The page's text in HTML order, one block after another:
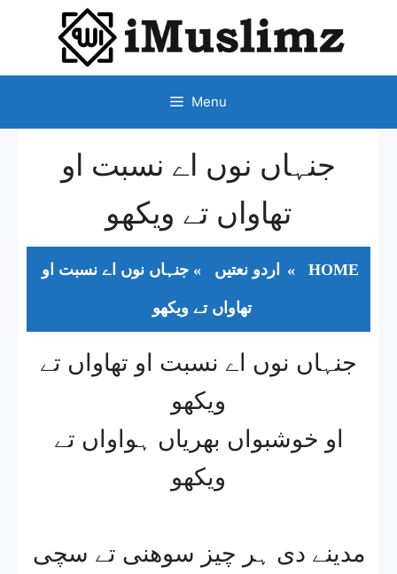
CONTENT
Menu
جنہاں نوں اے نسبت او
تھاواں تے ویکھو
HOME
» اردو نعتیں » جنہاں نوں اے نسبت او
تھاواں تے ویکھو
جنہاں نوں اے نسبت او تھاواں تے
ویکھو
او خوشبواں بھریاں ہواواں تے
ویکھو
مدینے دی ہر چیز سوھنی تے سچی